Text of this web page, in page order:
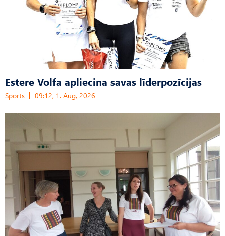
Estere Volfa apliecina savas līderpozīcijas
Sports 09:12, 1. Aug, 2026